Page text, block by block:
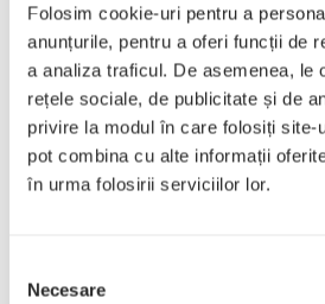
Folosim cookie-uri pentru a
anunțurile, pentru a oferi funcții de
a analiza traficul. De asemenea, le
rețele sociale, de publicitate și de
privire la modul în care folosiți site-
pot combina cu alte informații
în urma folosirii serviciilor lor.
consimțământului
Necesare
terților și să-ți
cu conținutul înglobat,
urmărească interacțiunea
înglobat dacă ai un cont
autentificat în acel site
datele tale